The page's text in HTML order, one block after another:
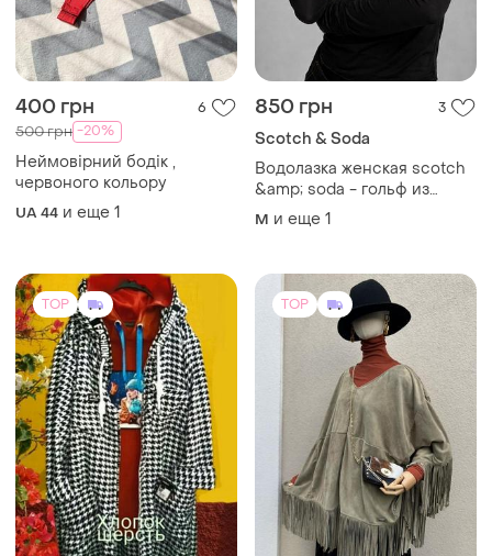
400 грн 6
500 грн -20%
Неймовірний бодік ,
червоного кольору
UA 44 и еще 1
850 грн 3
Scotch & Soda
Водолазка женская scotch
&amp; soda - гольф из
тонкого трикотажного
лиоцелла l
M и еще 1
TOP TOP